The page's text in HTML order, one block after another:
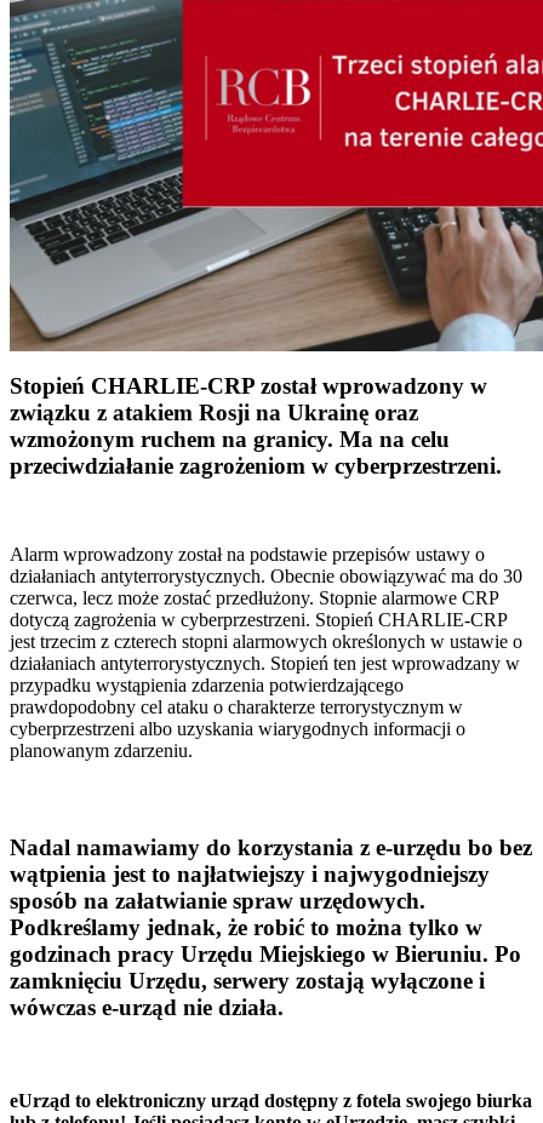
Stopień CHARLIE-CRP został wprowadzony w
związku z atakiem Rosji na Ukrainę oraz
wzmożonym ruchem na granicy. Ma na celu
przeciwdziałanie zagrożeniom w cyberprzestrzeni.
Alarm wprowadzony został na podstawie przepisów ustawy o
działaniach antyterrorystycznych. Obecnie obowiązywać ma do 30
czerwca, lecz może zostać przedłużony. Stopnie alarmowe CRP
dotyczą zagrożenia w cyberprzestrzeni. Stopień CHARLIE-CRP
jest trzecim z czterech stopni alarmowych określonych w ustawie o
działaniach antyterrorystycznych. Stopień ten jest wprowadzany w
przypadku wystąpienia zdarzenia potwierdzającego
prawdopodobny cel ataku o charakterze terrorystycznym w
cyberprzestrzeni albo uzyskania wiarygodnych informacji o
planowanym zdarzeniu.
Nadal namawiamy do korzystania z e-urzędu bo bez
wątpienia jest to najłatwiejszy i najwygodniejszy
sposób na załatwianie spraw urzędowych.
Podkreślamy jednak, że robić to można tylko w
godzinach pracy Urzędu Miejskiego w Bieruniu. Po
zamknięciu Urzędu, serwery zostają wyłączone i
wówczas e-urząd nie działa.
eUrząd to elektroniczny urząd dostępny z fotela swojego biurka